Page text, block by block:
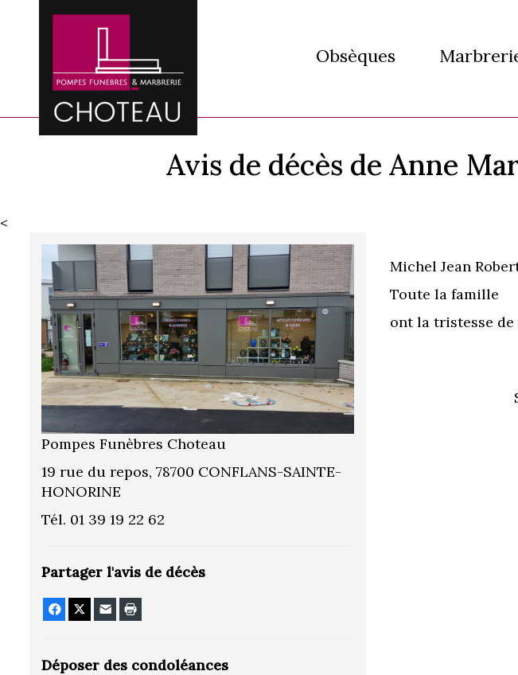
Obsèques
Avis de décès de Anne
<
Michel Jean
Toute la famille
ont la tristesse
Pompes Funèbres Choteau
19 rue du repos, 78700 CONFLANS-SAINTE-
HONORINE
Tél. 01 39 19 22 62
Partager l'avis de décès
Facebook E-mail
Déposer des condoléances